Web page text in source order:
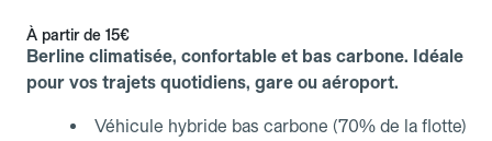
À partir de 15€
Berline climatisée, confortable et bas carbone. Idéale
pour vos trajets quotidiens, gare ou aéroport.
Véhicule hybride bas carbone (70% de la flotte)